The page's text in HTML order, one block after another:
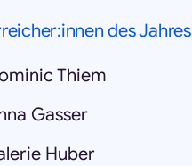
des Jahres
Thiem
Gasser
Huber